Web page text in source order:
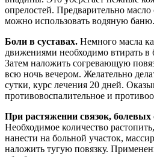
опрелостей. Предварительно масло
можно использовать водяную баню.
Боли в суставах. Немного масла
движениями необходимо втирать в
Затем наложить согревающую
всю ночь вечером. Желательно
сутки, курс лечения 20 дней.
противовоспалительное и
При растяжении связок,
Необходимое количество
нанести на больной участок,
наложить тугую повязку.